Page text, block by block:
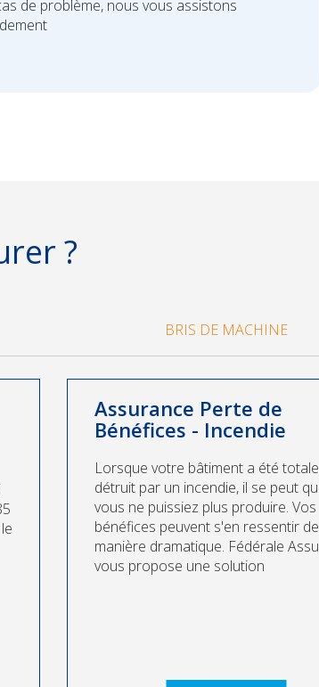
de problème, nous vous assistons
?
BRIS DE MACHINE
Assurance Perte de
Bénéfices - Incendie
Lorsque votre bâtiment a été
détruit par un incendie, il se peut
vous ne puissiez plus produire. Vos
bénéfices peuvent s'en ressentir de
manière dramatique. Fédérale
vous propose une solution